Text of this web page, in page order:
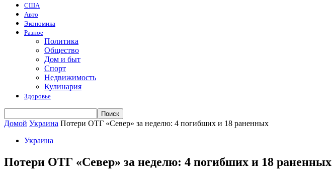
США
Авто
Экономика
Разное
Политика
Общество
Дом и быт
Спорт
Недвижимость
Кулинария
Здоровье
Домой Украина Потери ОТГ «Север» за неделю: 4 погибших и 18 раненных
Украина
Потери ОТГ «Север» за неделю: 4 погибших и 18 раненных